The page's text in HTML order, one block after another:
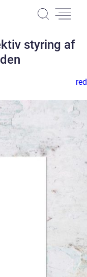
styring af